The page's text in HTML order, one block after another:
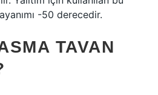
-50 derecedir.
TAVAN